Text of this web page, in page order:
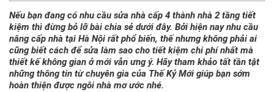
Nếu bạn đang có nhu cầu sửa nhà cấp 4 thành nhà 2 tầng tiết
kiệm thì đừng bỏ lỡ bài chia sẻ dưới đây. Bởi hiện nay nhu cầu
nâng cấp nhà tại Hà Nội rất phổ biến, thế nhưng không phải ai
cũng biết cách để sửa làm sao cho tiết kiệm chi phí nhất mà
thiết kế không gian ở mới vẫn ưng ý. Hãy tham khảo tất tần tật
những thông tin từ chuyên gia của Thế Kỷ Mới giúp bạn sớm
hoàn thiện được ngôi nhà mơ ước nhé.